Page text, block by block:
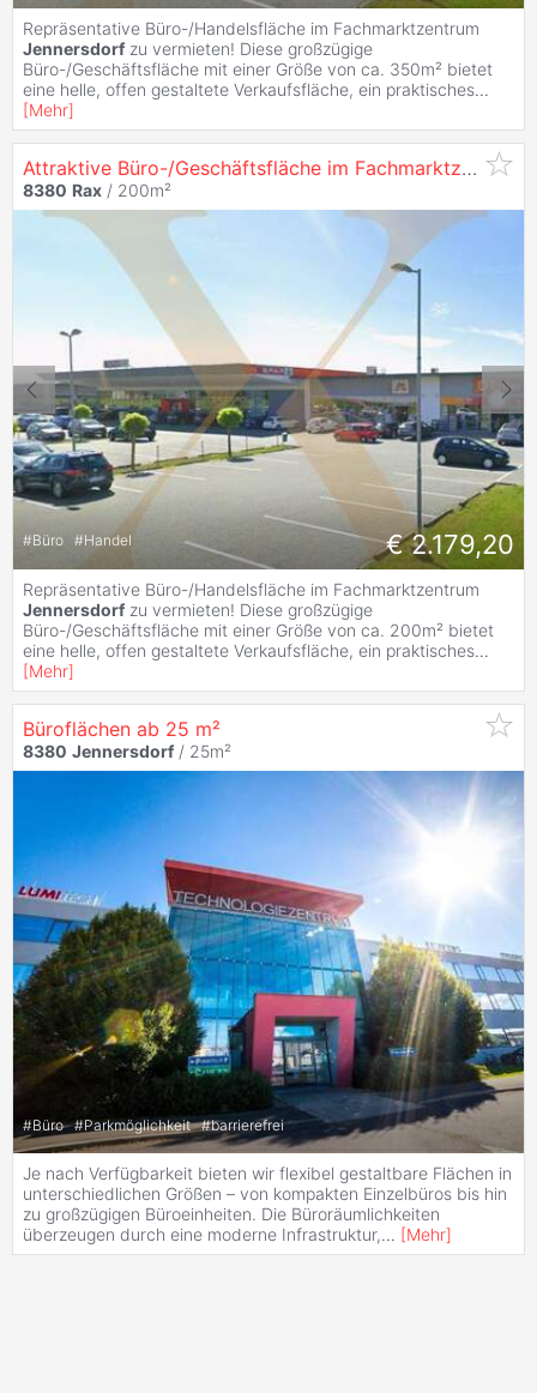
Repräsentative Büro-/Handelsfläche im Fachmarktzentrum
Jennersdorf zu vermieten! Diese großzügige
Büro-/Geschäftsfläche mit einer Größe von ca. 350m² bietet
eine helle, offen gestaltete Verkaufsfläche, ein praktisches...
[Mehr]
Attraktive Büro-/Geschäftsfläche im Fachmarktzentrum
8380 Rax / 200m²
#Büro #Handel € 2.179,20
Repräsentative Büro-/Handelsfläche im Fachmarktzentrum
Jennersdorf zu vermieten! Diese großzügige
Büro-/Geschäftsfläche mit einer Größe von ca. 200m² bietet
eine helle, offen gestaltete Verkaufsfläche, ein praktisches...
[Mehr]
Büroflächen ab 25 m²
8380 Jennersdorf / 25m²
#Büro #Parkmöglichkeit #barrierefrei
Je nach Verfügbarkeit bieten wir flexibel gestaltbare Flächen in
unterschiedlichen Größen – von kompakten Einzelbüros bis hin
zu großzügigen Büroeinheiten. Die Büroräumlichkeiten
überzeugen durch eine moderne Infrastruktur,... [Mehr]